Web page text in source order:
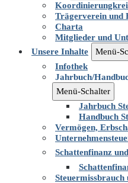
Trägerverein und
Charta
Mitglieder und
Unsere Inhalte
Menü-
Infothek
Jahrbuch/
Menü-Schalter
Jahrbuch
Handbuch
Vermögen,
Schattenfinanz
Steuermissbrauch